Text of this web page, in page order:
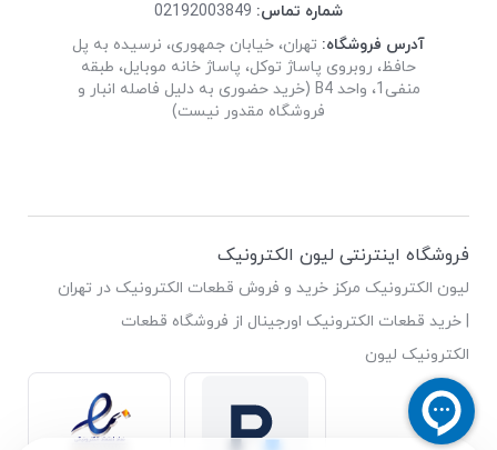
شماره تماس: 02192003849
آدرس فروشگاه: تهران، خیابان جمهوری، نرسیده به پل
حافظ، روبروی پاساژ توکل، پاساژ خانه موبایل، طبقه
منفی1، واحد B4 (خرید حضوری به دلیل فاصله انبار و
فروشگاه مقدور نیست)
فروشگاه اینترنتی لیون الکترونیک
لیون الکترونیک مرکز خرید و فروش قطعات الکترونیک در تهران
| خرید قطعات الکترونیک اورجینال از فروشگاه قطعات
الکترونیک لیون